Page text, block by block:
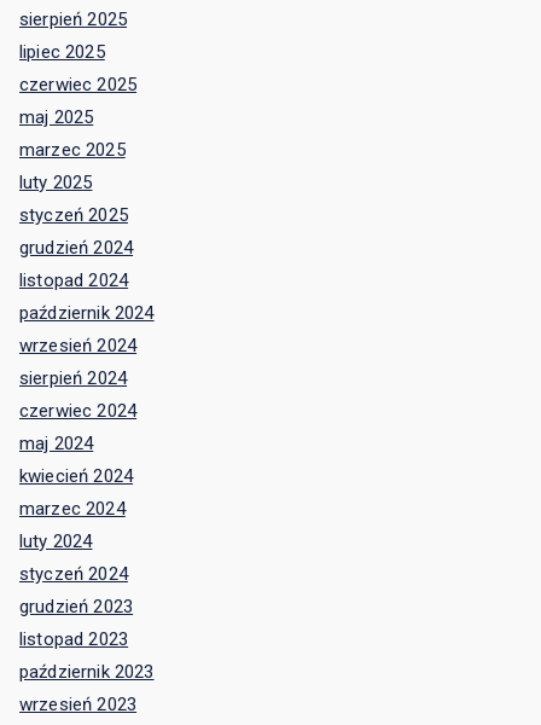
sierpień 2025
lipiec 2025
czerwiec 2025
maj 2025
marzec 2025
luty 2025
styczeń 2025
grudzień 2024
listopad 2024
październik 2024
wrzesień 2024
sierpień 2024
czerwiec 2024
maj 2024
kwiecień 2024
marzec 2024
luty 2024
styczeń 2024
grudzień 2023
listopad 2023
październik 2023
wrzesień 2023